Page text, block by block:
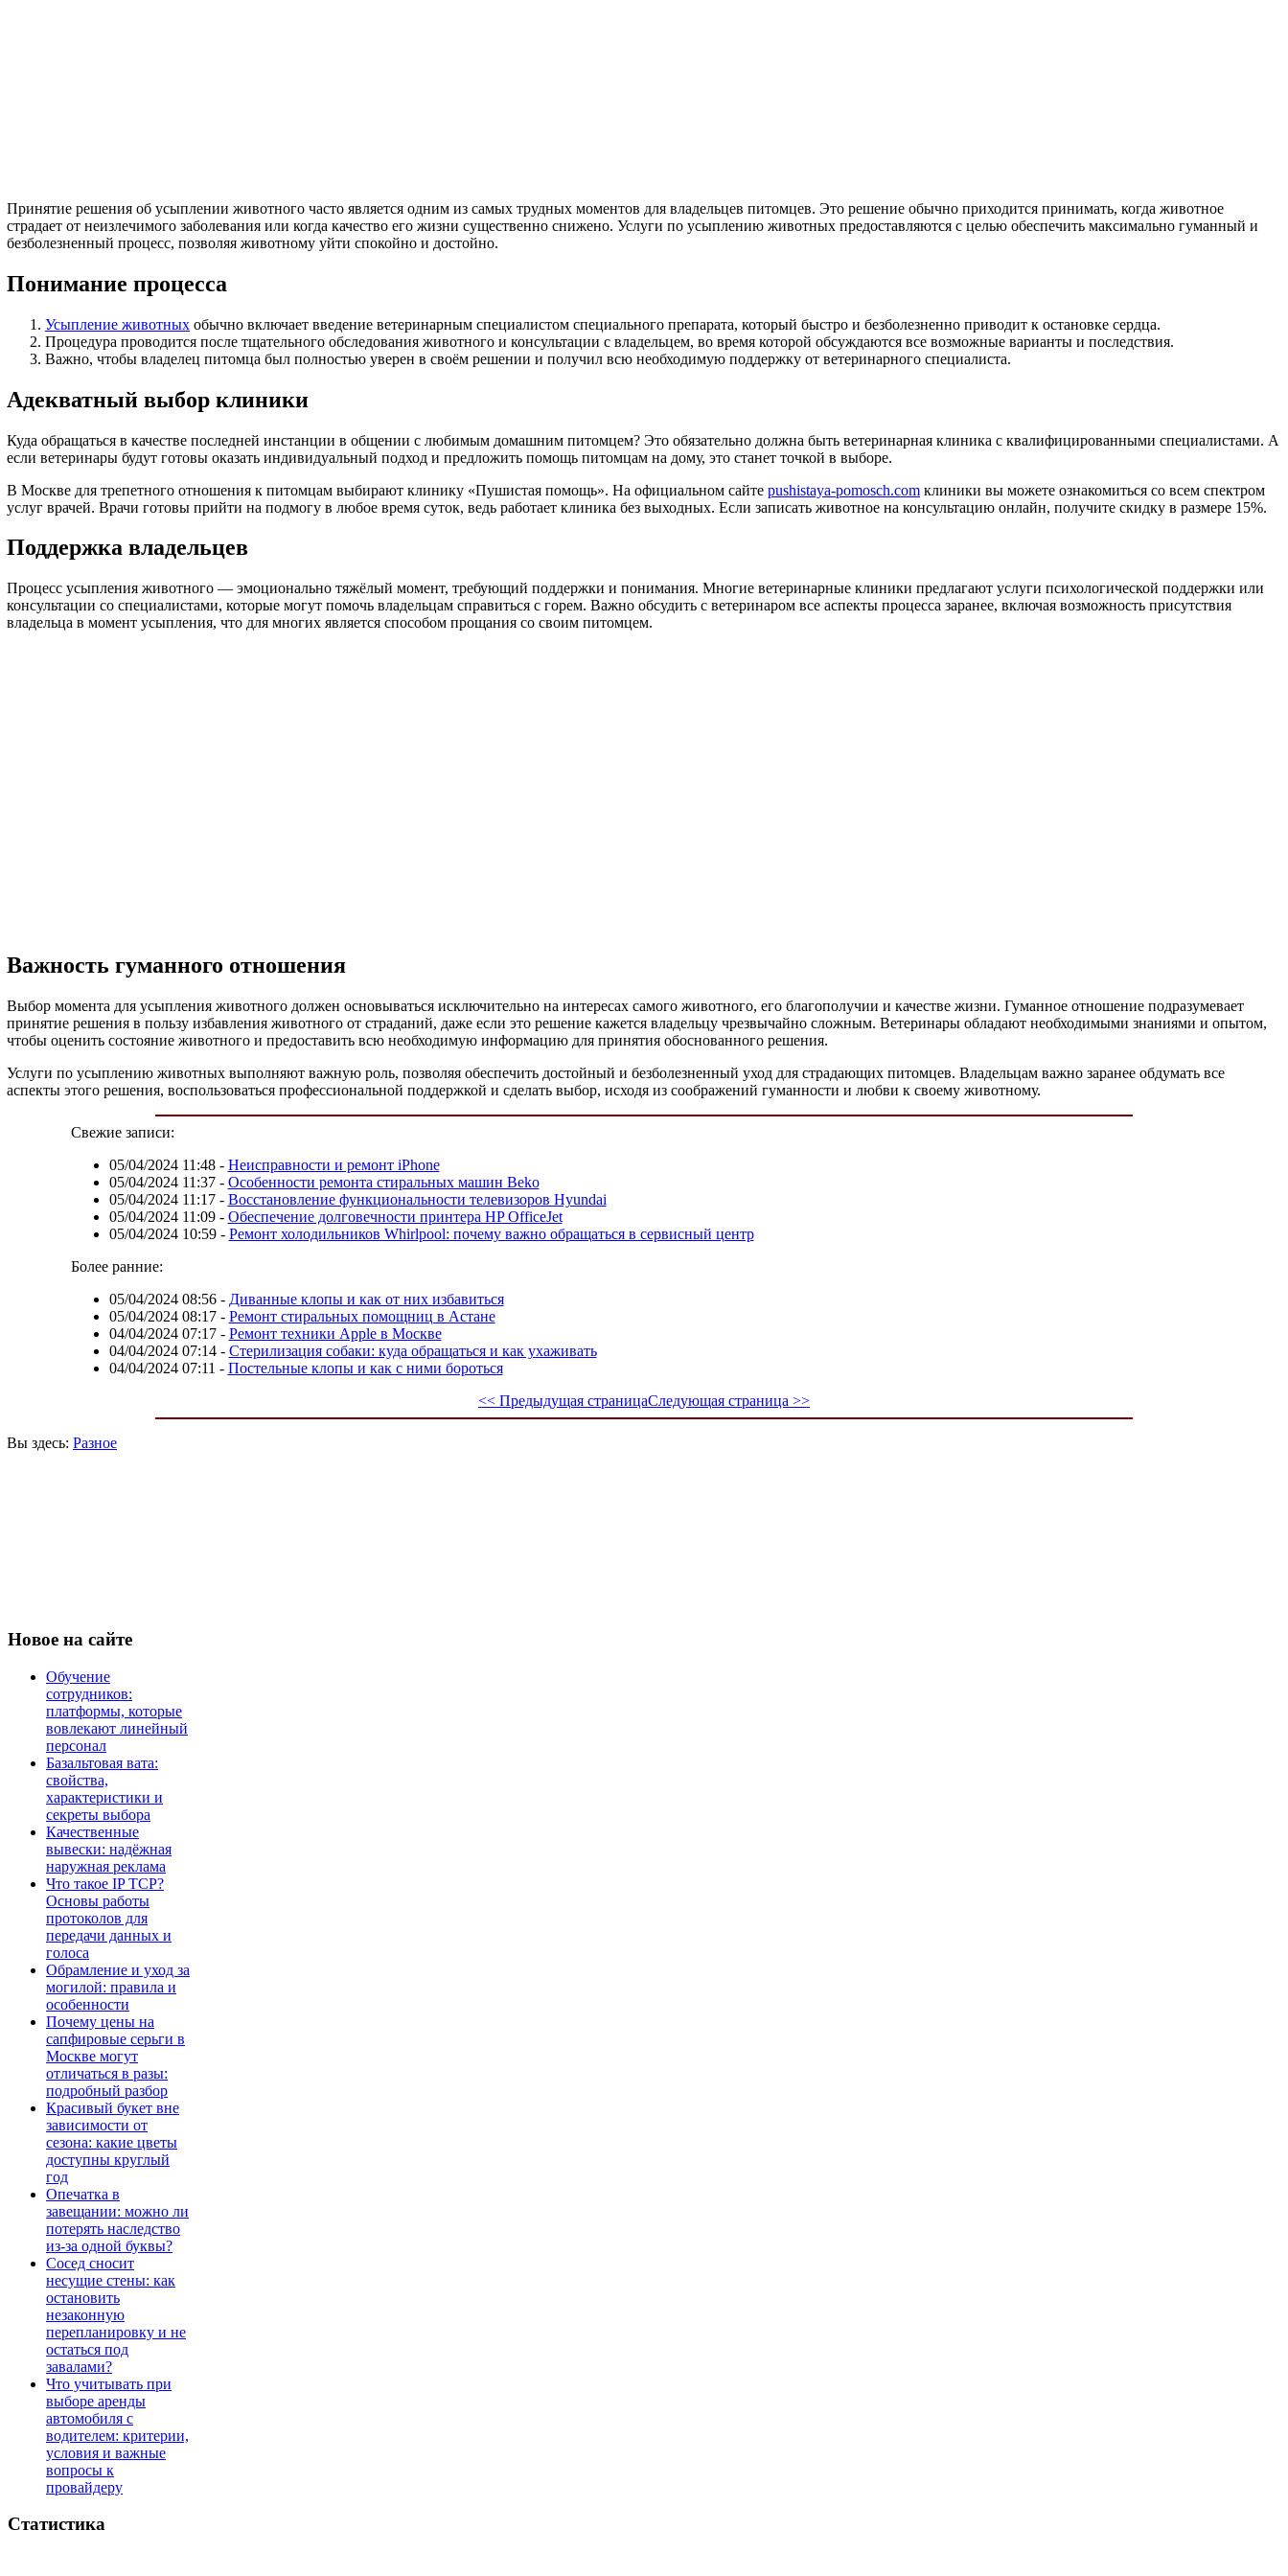
Принятие решения об усыплении животного часто является одним из самых трудных моментов для владельцев питомцев. Это решение обычно приходится принимать, когда животное
страдает от неизлечимого заболевания или когда качество его жизни существенно снижено. Услуги по усыплению животных предоставляются с целью обеспечить максимально гуманный и
безболезненный процесс, позволяя животному уйти спокойно и достойно.
Понимание процесса
Усыпление животных обычно включает введение ветеринарным специалистом специального препарата, который быстро и безболезненно приводит к остановке сердца.
Процедура проводится после тщательного обследования животного и консультации с владельцем, во время которой обсуждаются все возможные варианты и последствия.
Важно, чтобы владелец питомца был полностью уверен в своём решении и получил всю необходимую поддержку от ветеринарного специалиста.
Адекватный выбор клиники
Куда обращаться в качестве последней инстанции в общении с любимым домашним питомцем? Это обязательно должна быть ветеринарная клиника с квалифицированными специалистами. А
если ветеринары будут готовы оказать индивидуальный подход и предложить помощь питомцам на дому, это станет точкой в выборе.
В Москве для трепетного отношения к питомцам выбирают клинику «Пушистая помощь». На официальном сайте pushistaya-pomosch.com клиники вы можете ознакомиться со всем спектром
услуг врачей. Врачи готовы прийти на подмогу в любое время суток, ведь работает клиника без выходных. Если записать животное на консультацию онлайн, получите скидку в размере 15%.
Поддержка владельцев
Процесс усыпления животного — эмоционально тяжёлый момент, требующий поддержки и понимания. Многие ветеринарные клиники предлагают услуги психологической поддержки или
консультации со специалистами, которые могут помочь владельцам справиться с горем. Важно обсудить с ветеринаром все аспекты процесса заранее, включая возможность присутствия
владельца в момент усыпления, что для многих является способом прощания со своим питомцем.
Важность гуманного отношения
Выбор момента для усыпления животного должен основываться исключительно на интересах самого животного, его благополучии и качестве жизни. Гуманное отношение подразумевает
принятие решения в пользу избавления животного от страданий, даже если это решение кажется владельцу чрезвычайно сложным. Ветеринары обладают необходимыми знаниями и опытом,
чтобы оценить состояние животного и предоставить всю необходимую информацию для принятия обоснованного решения.
Услуги по усыплению животных выполняют важную роль, позволяя обеспечить достойный и безболезненный уход для страдающих питомцев. Владельцам важно заранее обдумать все
аспекты этого решения, воспользоваться профессиональной поддержкой и сделать выбор, исходя из соображений гуманности и любви к своему животному.
Свежие записи:
05/04/2024 11:48- Неисправности и ремонт iPhone
05/04/2024 11:37- Особенности ремонта стиральных машин Beko
05/04/2024 11:17- Восстановление функциональности телевизоров Hyundai
05/04/2024 11:09- Обеспечение долговечности принтера HP OfficeJet
05/04/2024 10:59- Ремонт холодильников Whirlpool: почему важно обращаться в сервисный центр
Более ранние:
05/04/2024 08:56- Диванные клопы и как от них избавиться
05/04/2024 08:17- Ремонт стиральных помощниц в Астане
04/04/2024 07:17- Ремонт техники Apple в Москве
04/04/2024 07:14- Стерилизация собаки: куда обращаться и как ухаживать
04/04/2024 07:11 - Постельные клопы и как с ними бороться
<< Предыдущая страницаСледующая страница >>
Вы здесь: Разное
Новое на сайте
Обучение
сотрудников:
платформы, которые
вовлекают линейный
персонал
Базальтовая вата:
свойства,
характеристики и
секреты выбора
Качественные
вывески: надёжная
наружная реклама
Что такое IP TCP?
Основы работы
протоколов для
передачи данных и
голоса
Обрамление и уход за
могилой: правила и
особенности
Почему цены на
сапфировые серьги в
Москве могут
отличаться в разы:
подробный разбор
Красивый букет вне
зависимости от
сезона: какие цветы
доступны круглый
год
Опечатка в
завещании: можно ли
потерять наследство
из-за одной буквы?
Сосед сносит
несущие стены: как
остановить
незаконную
перепланировку и не
остаться под
завалами?
Что учитывать при
выборе аренды
автомобиля с
водителем: критерии,
условия и важные
вопросы к
провайдеру
Статистика